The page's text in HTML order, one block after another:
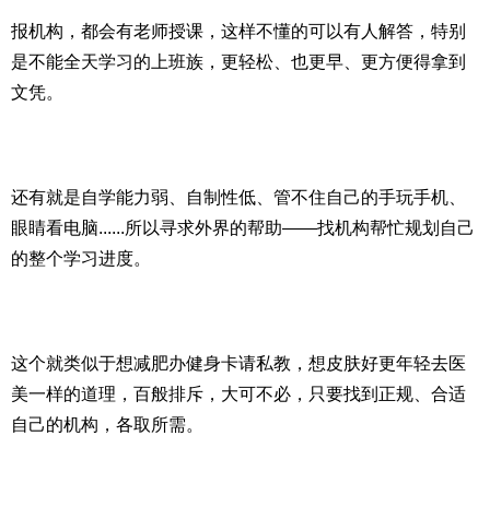
报机构，都会有老师授课，这样不懂的可以有人解答，特别
是不能全天学习的上班族，更轻松、也更早、更方便得拿到
文凭。
还有就是自学能力弱、自制性低、管不住自己的手玩手机、
眼睛看电脑......所以寻求外界的帮助——找机构帮忙规划自己
的整个学习进度。
这个就类似于想减肥办健身卡请私教，想皮肤好更年轻去医
美一样的道理，百般排斥，大可不必，只要找到正规、合适
自己的机构，各取所需。